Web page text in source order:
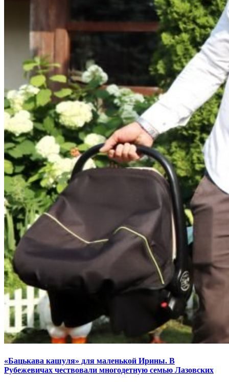
«Бацькава кашуля» для маленькой Ирины. В
Рубежевичах чествовали многодетную семью Лазовских